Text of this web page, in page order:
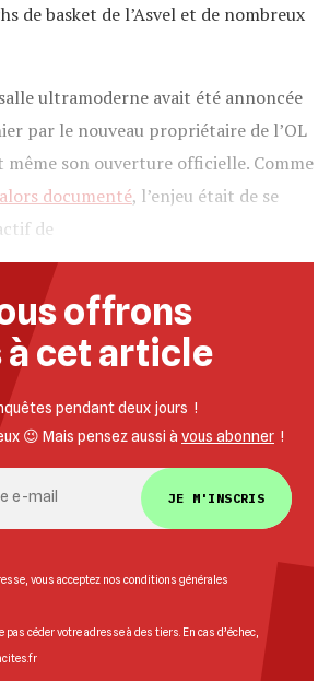
de basket de l’Asvel et de nombreux
ultramoderne avait été annoncée
par le nouveau propriétaire de l’OL
même son ouverture officielle. Comme
documenté, l’enjeu était de se
de
offrons
à cet article
pendant deux jours !
😉 Mais pensez aussi à vous abonner !
JE M'INSCRIS
vous acceptez nos conditions générales
pas céder votre adresse à des tiers. En cas d’échec,